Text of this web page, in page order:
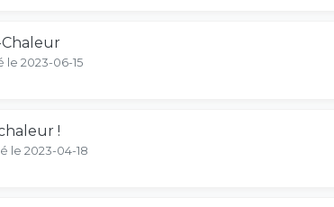
le 2023-06-15
!
le 2023-04-18